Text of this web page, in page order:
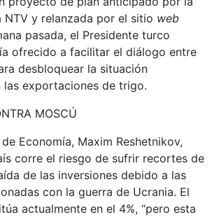
NTV y relanzada por el sitio web
pasada, el Presidente turco
ofrecido a facilitar el diálogo entre
desbloquear la situación
las exportaciones de trigo.
MOSCÚ
Economía, Maxim Reshetnikov,
corre el riesgo de sufrir recortes de
de las inversiones debido a las
con la guerra de Ucrania. El
actualmente en el 4%, “pero esta